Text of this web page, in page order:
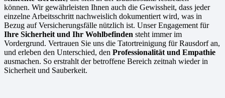
können. Wir gewährleisten Ihnen auch die Gewissheit, dass jeder
einzelne Arbeitsschritt nachweislich dokumentiert wird, was in
Bezug auf Versicherungsfälle nützlich ist. Unser Engagement für
Ihre Sicherheit und Ihr Wohlbefinden steht immer im
Vordergrund. Vertrauen Sie uns die Tatortreinigung für Rausdorf an,
und erleben den Unterschied, den Professionalität und Empathie
ausmachen. So erstrahlt der betroffene Bereich zeitnah wieder in
Sicherheit und Sauberkeit.